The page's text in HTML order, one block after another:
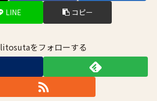
LINE コピー
litosutaをフォローする